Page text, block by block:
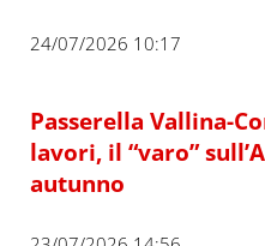
24/07/2026 10:17
Passerella Vallina-
lavori, il “varo”
autunno